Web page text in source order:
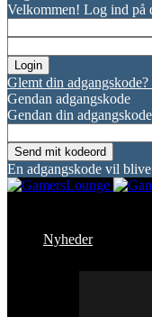
Velkommen! Log ind på
Glemt din
Gendan adgangskode
Gendan din adgangskode
En adgangskode vil
Nyheder